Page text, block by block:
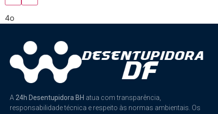
4o
A24h Desentupidora BH atua com transparência,
responsabilidade técnica e respeito às normas ambientais. Os